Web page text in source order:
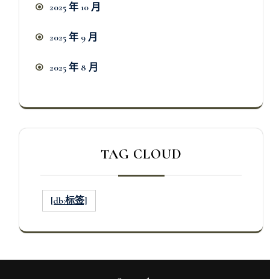
2025 年 10 月
2025 年 9 月
2025 年 8 月
TAG CLOUD
[db:标签]